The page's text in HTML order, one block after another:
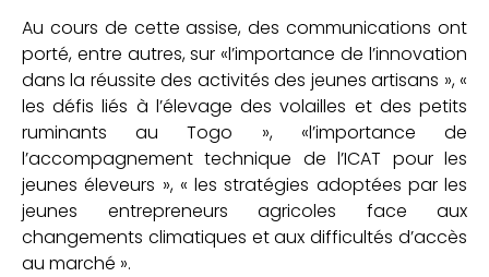
Au cours de cette assise, des communications ont
porté, entre autres, sur «l’importance de l’innovation
dans la réussite des activités des jeunes artisans », «
les défis liés à l’élevage des volailles et des petits
ruminants au Togo », «l’importance de
l’accompagnement technique de l’ICAT pour les
jeunes éleveurs », « les stratégies adoptées par les
jeunes entrepreneurs agricoles face aux
changements climatiques et aux difficultés d’accès
au marché ».